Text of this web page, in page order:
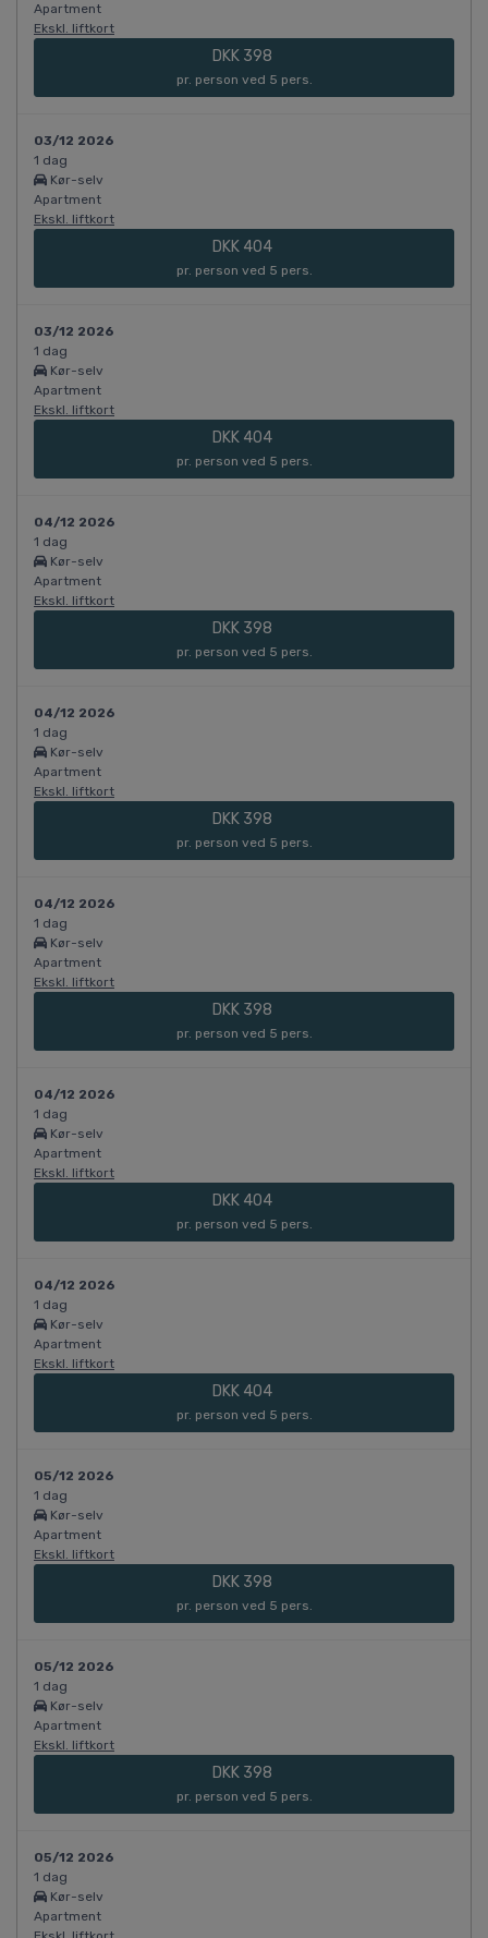
Apartment
Ekskl. liftkort
DKK 398
pr. person ved 5 pers.
03/12 2026
1 dag
Kør-selv
Apartment
Ekskl. liftkort
DKK 404
pr. person ved 5 pers.
03/12 2026
1 dag
Kør-selv
Apartment
Ekskl. liftkort
DKK 404
pr. person ved 5 pers.
04/12 2026
1 dag
Kør-selv
Apartment
Ekskl. liftkort
DKK 398
pr. person ved 5 pers.
04/12 2026
1 dag
Kør-selv
Apartment
Ekskl. liftkort
DKK 398
pr. person ved 5 pers.
04/12 2026
1 dag
Kør-selv
Apartment
Ekskl. liftkort
DKK 398
pr. person ved 5 pers.
04/12 2026
1 dag
Kør-selv
Apartment
Ekskl. liftkort
DKK 404
pr. person ved 5 pers.
04/12 2026
1 dag
Kør-selv
Apartment
Ekskl. liftkort
DKK 404
pr. person ved 5 pers.
05/12 2026
1 dag
Kør-selv
Apartment
Ekskl. liftkort
DKK 398
pr. person ved 5 pers.
05/12 2026
1 dag
Kør-selv
Apartment
Ekskl. liftkort
DKK 398
pr. person ved 5 pers.
05/12 2026
1 dag
Kør-selv
Apartment